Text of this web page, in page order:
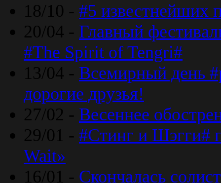
18/10 - #5 известнейших
20/04 - Главный
#The Spirit of Tengri#
13/04 - Всемирный день
дорогие друзья!
27/02 - Весеннее
29/01 - #Стинг и Шэгги#
Wait»
16/01 - Скончалась